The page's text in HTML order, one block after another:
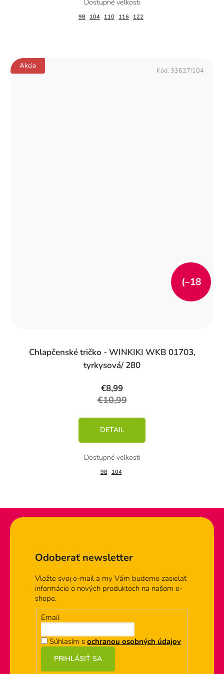
98 104 110 116 122
Akcia
Chlapčenské tričko - WINKIKI WKB 01703,
tyrkysová/ 280
€8,99
€10,99
(–18
DETAIL
98 104
Kód: 33627/104
Odoberať newsletter
Vložte svoj e-mail a my Vám budeme zasielať
informácie o nových produktoch na našom e-
shope.
Email
Súhlasím sochranou osobných údajov
PRIHLÁSIŤ SA